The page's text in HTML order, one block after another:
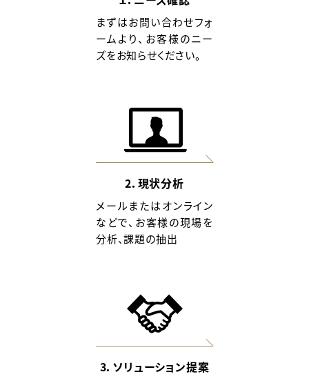
まずはお問い合わせフォ
ームより、お客様のニー
ズをお知らせください。
2．現状分析
メールまたはオンライン
などで、お客様の現場を
分析、課題の抽出
3．ソリューション提案